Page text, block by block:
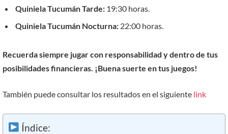
Quiniela Tucumán Tarde: 19:30 horas.
Quiniela Tucumán Nocturna: 22:00 horas.
Recuerda siempre jugar con responsabilidad y dentro de tus
posibilidades financieras. ¡Buena suerte en tus juegos!
También puede consultar los resultados en el siguiente link
Índice: